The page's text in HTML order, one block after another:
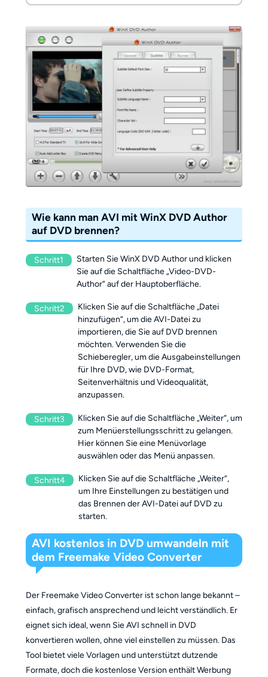
Wie kann man AVI mit WinX DVD Author
auf DVD brennen?
Schritt1
Starten Sie WinX DVD Author und klicken
Sie auf die Schaltfläche „Video-DVD-
Author“ auf der Hauptoberfläche.
Schritt2
Klicken Sie auf die Schaltfläche „Datei
hinzufügen“, um die AVI-Datei zu
importieren, die Sie auf DVD brennen
möchten. Verwenden Sie die
Schieberegler, um die Ausgabeinstellungen
für Ihre DVD, wie DVD-Format,
Seitenverhältnis und Videoqualität,
anzupassen.
Schritt3
Klicken Sie auf die Schaltfläche „Weiter“, um
zum Menüerstellungsschritt zu gelangen.
Hier können Sie eine Menüvorlage
auswählen oder das Menü anpassen.
Schritt4
Klicken Sie auf die Schaltfläche „Weiter“,
um Ihre Einstellungen zu bestätigen und
das Brennen der AVI-Datei auf DVD zu
starten.
AVI kostenlos in DVD umwandeln mit
dem Freemake Video Converter
Der Freemake Video Converter ist schon lange bekannt –
einfach, grafisch ansprechend und leicht verständlich. Er
eignet sich ideal, wenn Sie AVI schnell in DVD
konvertieren wollen, ohne viel einstellen zu müssen. Das
Tool bietet viele Vorlagen und unterstützt dutzende
Formate, doch die kostenlose Version enthält Werbung